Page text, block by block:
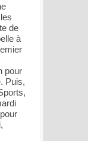
de
à
pour
Puis,